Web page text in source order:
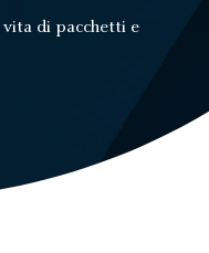
di pacchetti e